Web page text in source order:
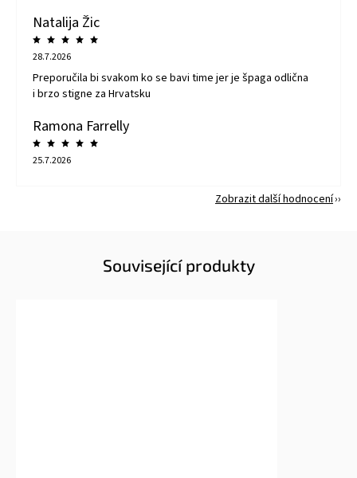
Natalija Žic
28.7.2026
Preporučila bi svakom ko se bavi time jer je špaga odlična
i brzo stigne za Hrvatsku
Ramona Farrelly
25.7.2026
Zobrazit další hodnocení
Související produkty